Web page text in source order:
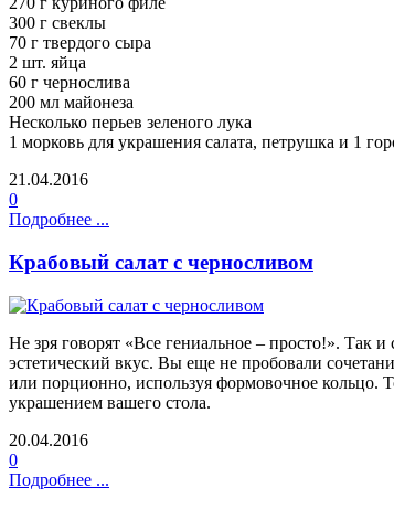
300 г свеклы
70 г твердого сыра
2 шт. яйца
60 г чернослива
200 мл майонеза
Несколько перьев зеленого лука
1 морковь для украшения салата, петрушка и 1
21.04.2016
0
Подробнее ...
Крабовый салат с черносливом
Не зря говорят «Все гениальное – просто!». Так
эстетический вкус. Вы еще не пробовали
или порционно, используя формовочное кольцо.
украшением вашего стола.
20.04.2016
0
Подробнее ...